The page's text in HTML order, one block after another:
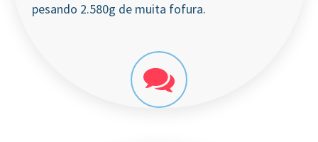
pesando 2.580g de muita fofura.